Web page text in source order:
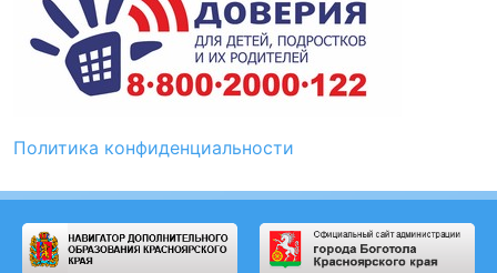
Политика конфиденциальности